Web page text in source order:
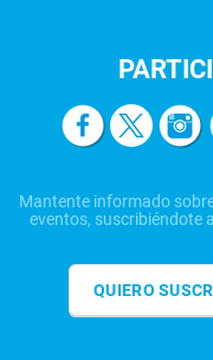
Mantente informado
eventos, suscribiéndote
QUIERO